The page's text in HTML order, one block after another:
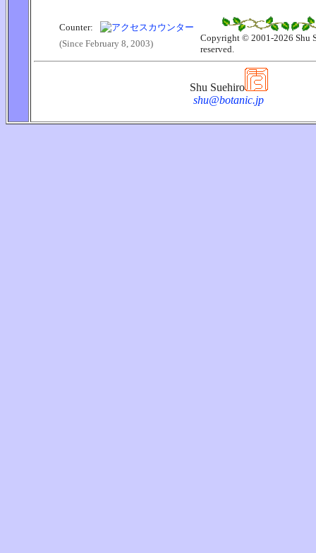
Counter:
(Since February 8, 2003)
Copyright © 2001-2026 Shu
reserved.
Shu Suehiro
shu@botanic.jp